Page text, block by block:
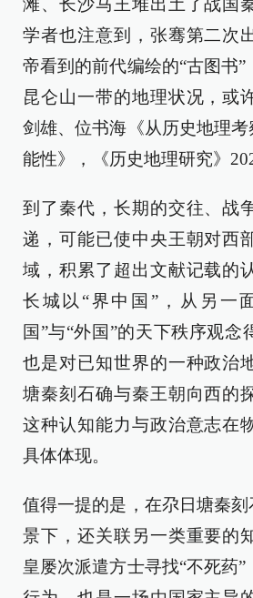
滩、长沙马王堆出土了战国
学者也注意到，张骞第二次
帝看到的前代编绘的“古图书
昆仑山一带的地理状况，或
剑雄、位书海《从历史地理考
能性》，《历史地理研究》
到了秦代，长期的交往、战
递，可能已使中央王朝对西
域，积累了超出文献记载的
长城以“界中国”，从另一
国”与“外国”的天下秩序观念
也是对已知世界的一种政治
塘秦刻石确与秦王朝向西的
这种认知能力与政治意志在
具体体现。
值得一提的是，在尕日塘秦刻
景下，还关联另一类重要的
皇屡次派遣方士寻找“不死药